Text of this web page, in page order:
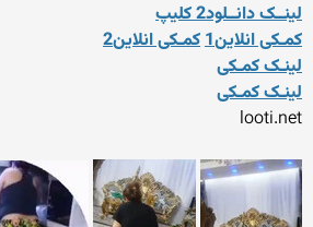
لینــک دانــلود2 کلیپ
کمـکی انلاین1 کمـکی انلاین2
لینـک کمـکی
لینـک کمـکی
looti.net